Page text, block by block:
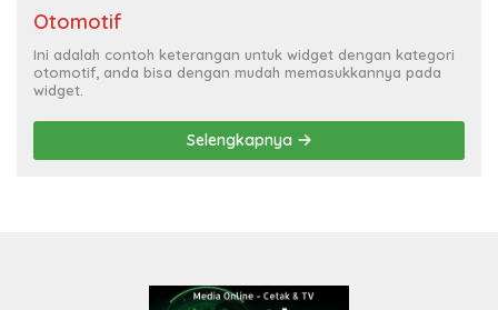
Otomotif
Ini adalah contoh keterangan untuk widget dengan kategori
otomotif, anda bisa dengan mudah memasukkannya pada
widget.
Selengkapnya